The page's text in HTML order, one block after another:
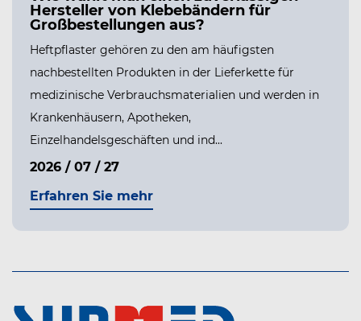
sicher entfernen,
zu verletzen?
Hydrokolloidverbände so gut
sollen eine starke,
über einer Wunde bilden, und
ist der einzige Grund, warum sie
mehr
Hersteller
Heftpflaster
nachbestellten
medizinische